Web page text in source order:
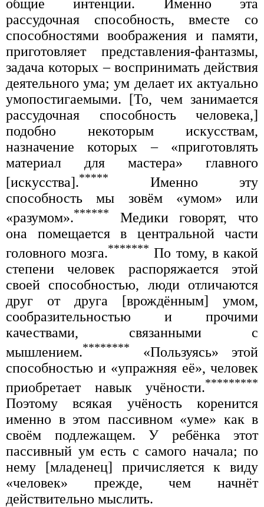
общие интенции. Именно эта
рассудочная способность, вместе со
способностями воображения и памяти,
приготовляет представления-фантазмы,
задача которых – воспринимать действия
деятельного ума; ум делает их актуально
умопостигаемыми. [То, чем занимается
рассудочная способность человека,]
подобно некоторым искусствам,
назначение которых – «приготовлять
материал для мастера» главного
[искусства].*****
Именно эту
способность мы зовём «умом» или
«разумом».******
Медики говорят, что
она помещается в центральной части
головного мозга.******* По тому, в какой
степени человек распоряжается этой
своей способностью, люди отличаются
друг от друга [врождённым] умом,
сообразительностью и прочими
качествами, связанными с
мышлением.********
«Пользуясь» этой
способностью и «упражняя её», человек
приобретает навык учёности.*********
Поэтому всякая учёность коренится
именно в этом пассивном «уме» как в
своём подлежащем. У ребёнка этот
пассивный ум есть с самого начала; по
нему [младенец] причисляется к виду
«человек» прежде, чем начнёт
действительно мыслить.